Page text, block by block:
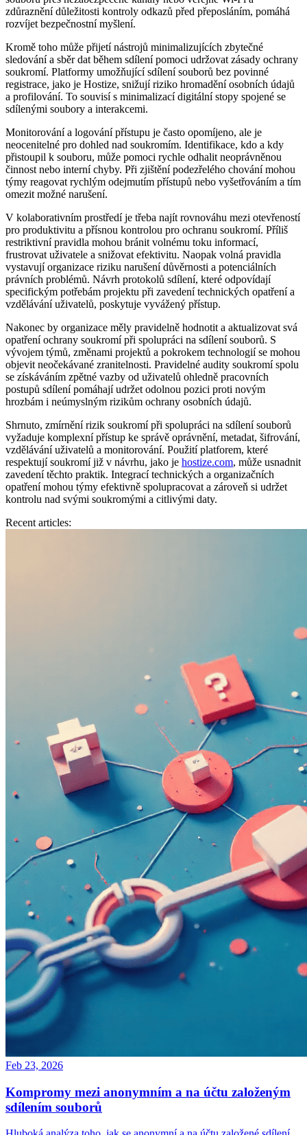
zdůraznění důležitosti kontroly odkazů před přeposláním, pomáhá
rozvíjet bezpečnostní myšlení.
Kromě toho může přijetí nástrojů minimalizujících zbytečné
sledování a sběr dat během sdílení pomoci udržovat zásady ochrany
soukromí. Platformy umožňující sdílení souborů bez povinné
registrace, jako je Hostize, snižují riziko hromadění osobních údajů
a profilování. To souvisí s minimalizací digitální stopy spojené se
sdílenými soubory a interakcemi.
Monitorování a logování přístupu je často opomíjeno, ale je
neocenitelné pro dohled nad soukromím. Identifikace, kdo a kdy
přistoupil k souboru, může pomoci rychle odhalit neoprávněnou
činnost nebo interní chyby. Při zjištění podezřelého chování mohou
týmy reagovat rychlým odejmutím přístupů nebo vyšetřováním a tím
omezit možné narušení.
V kolaborativním prostředí je třeba najít rovnováhu mezi otevřeností
pro produktivitu a přísnou kontrolou pro ochranu soukromí. Příliš
restriktivní pravidla mohou bránit volnému toku informací,
frustrovat uživatele a snižovat efektivitu. Naopak volná pravidla
vystavují organizace riziku narušení důvěrnosti a potenciálních
právních problémů. Návrh protokolů sdílení, které odpovídají
specifickým potřebám projektu při zavedení technických opatření a
vzdělávání uživatelů, poskytuje vyvážený přístup.
Nakonec by organizace měly pravidelně hodnotit a aktualizovat svá
opatření ochrany soukromí při spolupráci na sdílení souborů. S
vývojem týmů, změnami projektů a pokrokem technologií se mohou
objevit neočekávané zranitelnosti. Pravidelné audity soukromí spolu
se získáváním zpětné vazby od uživatelů ohledně pracovních
postupů sdílení pomáhají udržet odolnou pozici proti novým
hrozbám i neúmyslným rizikům ochrany osobních údajů.
Shrnuto, zmírnění rizik soukromí při spolupráci na sdílení souborů
vyžaduje komplexní přístup ke správě oprávnění, metadat, šifrování,
vzdělávání uživatelů a monitorování. Použití platforem, které
respektují soukromí již v návrhu, jako je hostize.com, může usnadnit
zavedení těchto praktik. Integrací technických a organizačních
opatření mohou týmy efektivně spolupracovat a zároveň si udržet
kontrolu nad svými soukromými a citlivými daty.
Recent articles:
Feb 23, 2026
Kompromy mezi anonymním a na účtu založeným
sdílením souborů